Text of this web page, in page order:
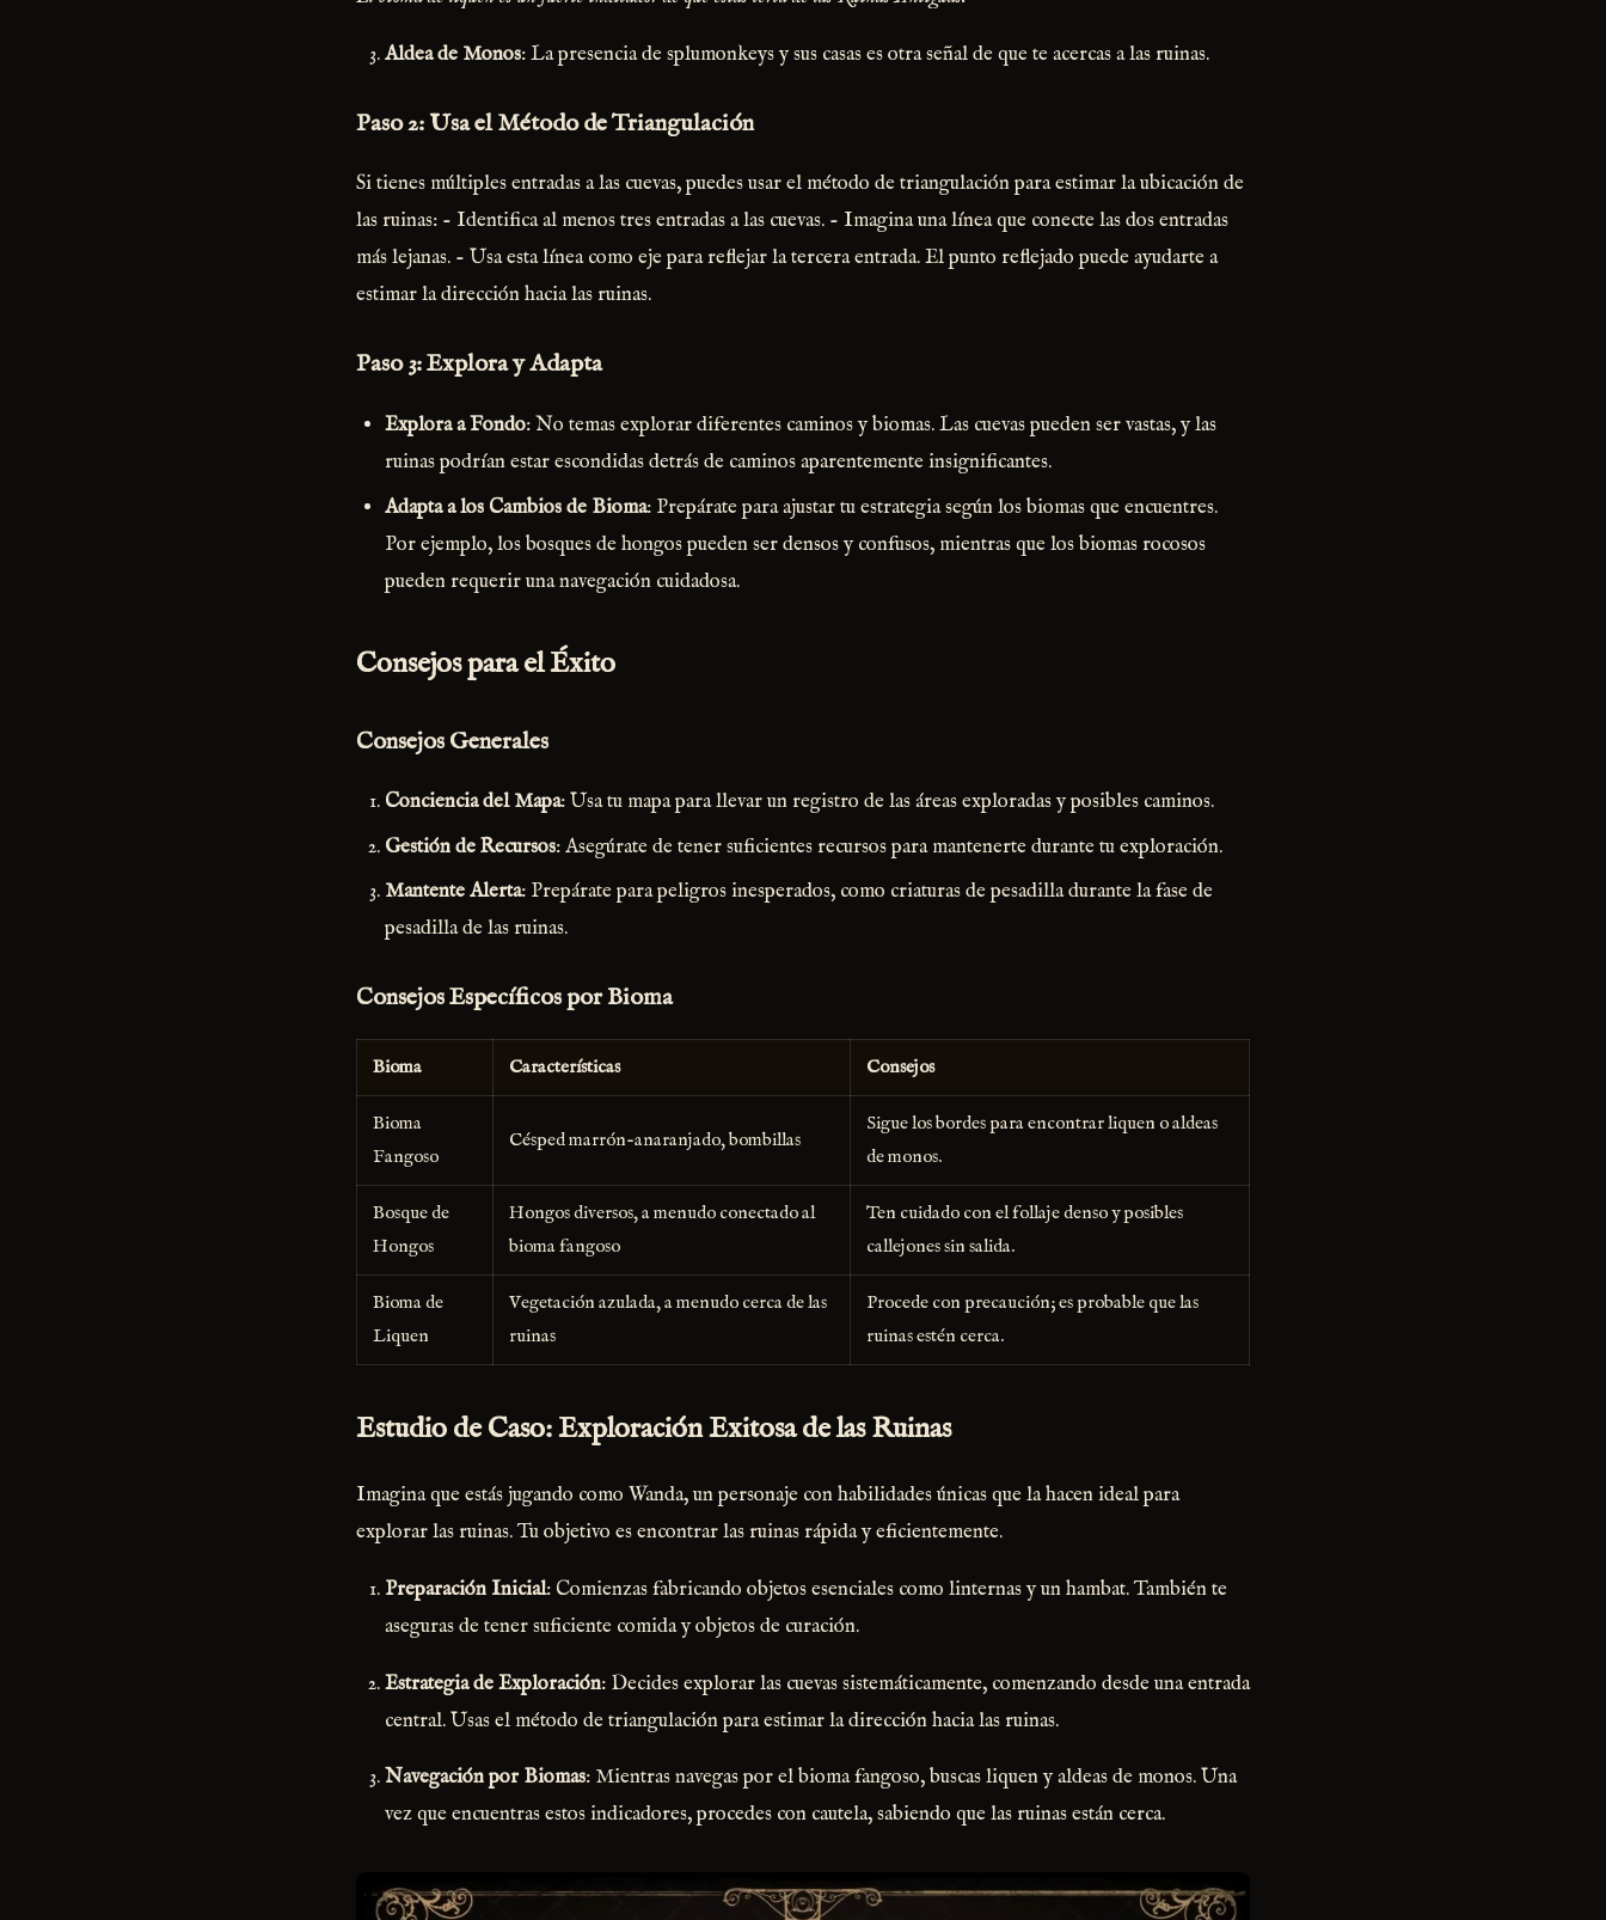
Aldea de Monos: La presencia de splumonkeys y sus casas es otra señal de que te acercas a las ruinas.
Paso 2: Usa el Método de Triangulación
Si tienes múltiples entradas a las cuevas, puedes usar el método de triangulación para estimar la ubicación de
las ruinas: - Identifica al menos tres entradas a las cuevas. - Imagina una línea que conecte las dos entradas
más lejanas. - Usa esta línea como eje para reflejar la tercera entrada. El punto reflejado puede ayudarte a
estimar la dirección hacia las ruinas.
Paso 3: Explora y Adapta
Explora a Fondo: No temas explorar diferentes caminos y biomas. Las cuevas pueden ser vastas, y las
ruinas podrían estar escondidas detrás de caminos aparentemente insignificantes.
Adapta a los Cambios de Bioma: Prepárate para ajustar tu estrategia según los biomas que encuentres.
Por ejemplo, los bosques de hongos pueden ser densos y confusos, mientras que los biomas rocosos
pueden requerir una navegación cuidadosa.
Consejos para el Éxito
Consejos Generales
Conciencia del Mapa: Usa tu mapa para llevar un registro de las áreas exploradas y posibles caminos.
Gestión de Recursos: Asegúrate de tener suficientes recursos para mantenerte durante tu exploración.
Mantente Alerta: Prepárate para peligros inesperados, como criaturas de pesadilla durante la fase de
pesadilla de las ruinas.
Consejos Específicos por Bioma
Bioma Características Consejos
Bioma
Fangoso
Césped marrón-anaranjado, bombillas
Sigue los bordes para encontrar liquen o aldeas
de monos.
Bosque de
Hongos
Hongos diversos, a menudo conectado al
bioma fangoso
Ten cuidado con el follaje denso y posibles
callejones sin salida.
Bioma de
Liquen
Vegetación azulada, a menudo cerca de las
ruinas
Procede con precaución; es probable que las
ruinas estén cerca.
Estudio de Caso: Exploración Exitosa de las Ruinas
Imagina que estás jugando como Wanda, un personaje con habilidades únicas que la hacen ideal para
explorar las ruinas. Tu objetivo es encontrar las ruinas rápida y eficientemente.
Preparación Inicial: Comienzas fabricando objetos esenciales como linternas y un hambat. También te
aseguras de tener suficiente comida y objetos de curación.
Estrategia de Exploración: Decides explorar las cuevas sistemáticamente, comenzando desde una entrada
central. Usas el método de triangulación para estimar la dirección hacia las ruinas.
Navegación por Biomas: Mientras navegas por el bioma fangoso, buscas liquen y aldeas de monos. Una
vez que encuentras estos indicadores, procedes con cautela, sabiendo que las ruinas están cerca.